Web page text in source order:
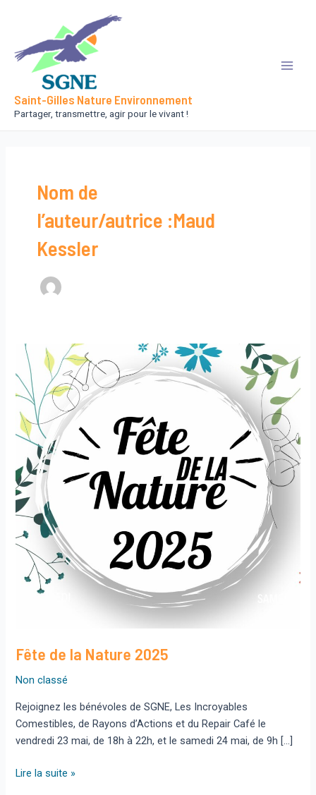
contenu
Saint-Gilles Nature Environnement
Partager, transmettre, agir pour le vivant !
Nom de
l’auteur/autrice :Maud
Kessler
Fête de la Nature 2025
Non classé
Rejoignez les bénévoles de SGNE, Les Incroyables
Comestibles, de Rayons d’Actions et du Repair Café le
vendredi 23 mai, de 18h à 22h, et le samedi 24 mai, de 9h […]
Fête
Lire la suite »